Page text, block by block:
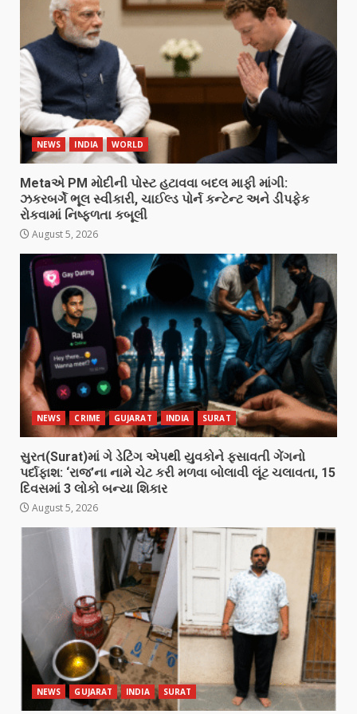
NEWS INDIA WORLD
Metaએ PM મોદીની પોસ્ટ હટાવવા બદલ માફી માંગી:
ઝકરબર્ગે ભૂલ સ્વીકારી, ચાઈલ્ડ પોર્ન કન્ટેન્ટ અને ડીપફેક
રોકવામાં નિષ્ફળતા કબૂલી
August 5, 2026
NEWS CRIME GUJARAT INDIA SURAT
સુરત(Surat)માં ગે ડેટિંગ એપથી યુવકોને ફસાવતી ગેંગનો
પર્દાફાશ: ‘રાજ’ના નામે ચેટ કરી મળવા બોલાવી લૂંટ ચલાવતા, 15
દિવસમાં 3 લોકો બન્યા શિકાર
August 5, 2026
NEWS GUJARAT INDIA SURAT